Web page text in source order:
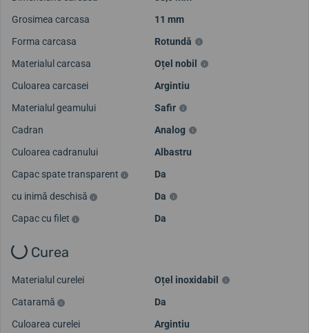
Grosimea carcasa
11 mm
Forma carcasa
Rotundă
Materialul carcasa
Oțel nobil
Culoarea carcasei
Argintiu
Materialul geamului
Safir
Cadran
Analog
Culoarea cadranului
Albastru
Capac spate transparent
Da
cu inimă deschisă
Da
Capac cu filet
Da
Curea
Materialul curelei
Oțel inoxidabil
Cataramă
Da
Culoarea curelei
Argintiu